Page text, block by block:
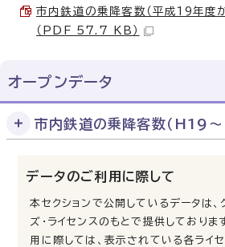
市内鉄道の乗降客数（平成19年度
（PDF 57.7 KB）
オープンデータ
市内鉄道の乗降客数（H19〜
データのご利用に際して
本セクションで公開しているデータは、
ズ・ライセンスのもとで提供しておりま
用に際しては、表示されている各ライ